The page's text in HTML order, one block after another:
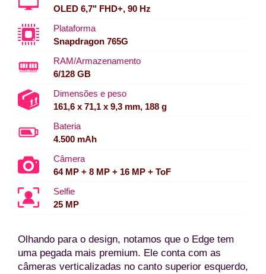
OLED 6,7" FHD+, 90 Hz
Plataforma
Snapdragon 765G
RAM/Armazenamento
6/128 GB
Dimensões e peso
161,6 x 71,1 x 9,3 mm, 188 g
Bateria
4.500 mAh
Câmera
64 MP + 8 MP + 16 MP + ToF
Selfie
25 MP
Olhando para o design, notamos que o Edge tem
uma pegada mais premium. Ele conta com as
câmeras verticalizadas no canto superior esquerdo,